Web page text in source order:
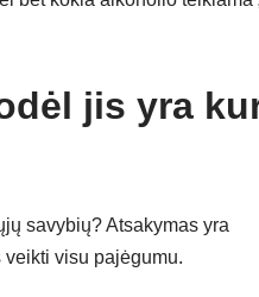
jis yra
savybių? Atsakymas yra
visu pajėgumu.